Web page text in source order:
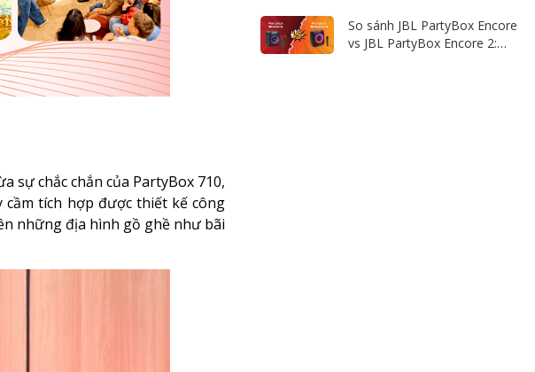
sự chắc chắn của PartyBox 710,
cầm tích hợp được thiết kế công
những địa hình gồ ghề như bãi
So sánh JBL PartyBox Encore
vs JBL PartyBox Encore 2: